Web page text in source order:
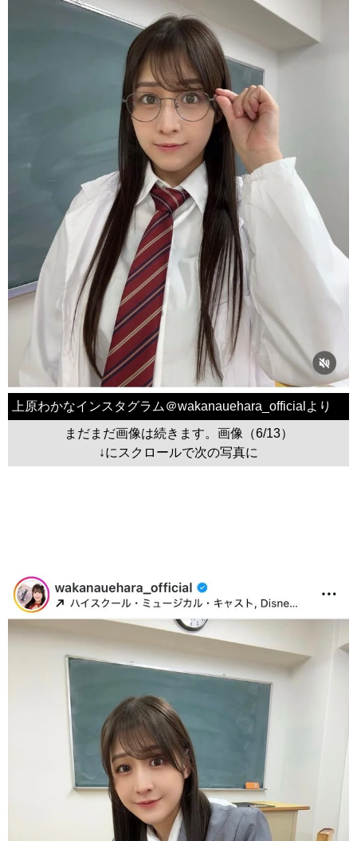
上原わかなインスタグラム＠wakanauehara_officialより
まだまだ画像は続きます。画像（6/13）
↓にスクロールで次の写真に